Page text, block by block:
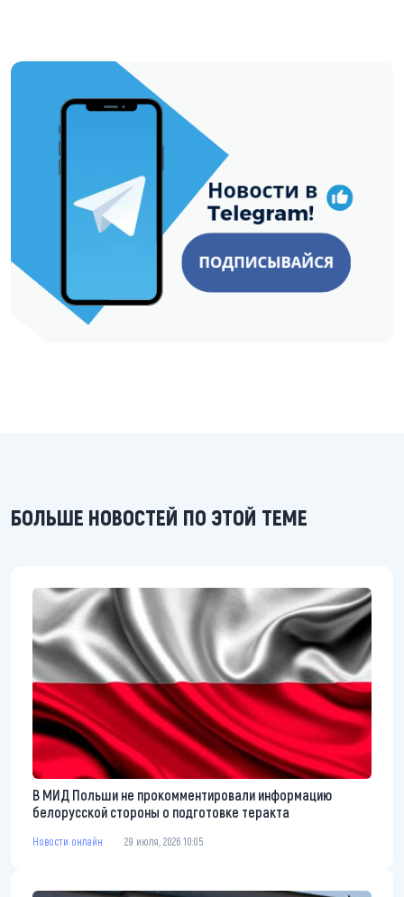
https://t.me/minskctvby
БОЛЬШЕ НОВОСТЕЙ ПО ЭТОЙ ТЕМЕ
В МИД Польши не прокомментировали информацию
белорусской стороны о подготовке теракта
Новости онлайн 29 июля, 2026 10:05